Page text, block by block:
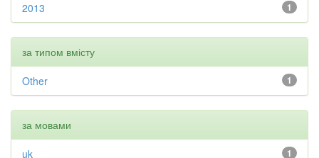
1
2013
за типом вмісту
1
Other
за мовами
1
uk